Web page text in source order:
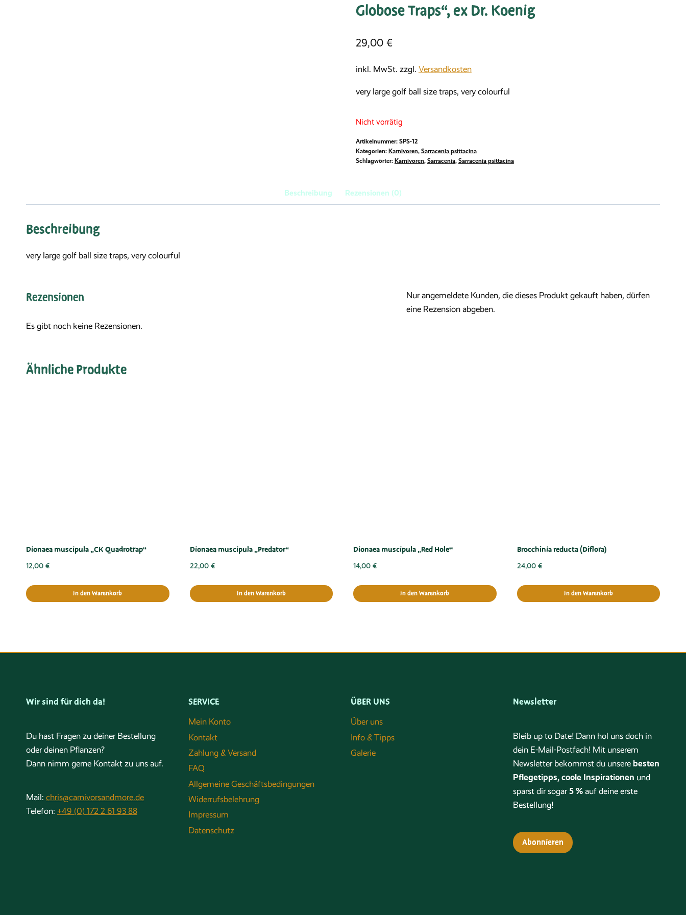
Globose Traps“, ex Dr. Koenig
29,00 €
inkl. MwSt. zzgl. Versandkosten
very large golf ball size traps, very colourful
Nicht vorrätig
Artikelnummer: SPS-12
Kategorien: Karnivoren, Sarracenia psittacina
Schlagwörter: Karnivoren, Sarracenia, Sarracenia psittacina
Beschreibung Rezensionen (0)
Beschreibung
very large golf ball size traps, very colourful
Rezensionen
Es gibt noch keine Rezensionen.
Nur angemeldete Kunden, die dieses Produkt gekauft haben, dürfen
eine Rezension abgeben.
Ähnliche Produkte
Dionaea muscipula „CK Quadrotrap“
12,00 €
In den Warenkorb
Dionaea muscipula „Predator“
22,00 €
In den Warenkorb
Dionaea muscipula „Red Hole“
14,00 €
In den Warenkorb
Brocchinia reducta (Diflora)
24,00 €
In den Warenkorb
Wir sind für dich da!
Du hast Fragen zu deiner Bestellung
oder deinen Pflanzen?
Dann nimm gerne Kontakt zu uns auf.
Mail: chris@carnivorsandmore.de
Telefon: +49 (0) 172 2 61 93 88
SERVICE
Mein Konto
Kontakt
Zahlung & Versand
FAQ
Allgemeine Geschäftsbedingungen
Widerrufsbelehrung
Impressum
Datenschutz
ÜBER UNS
Über uns
Info & Tipps
Galerie
Newsletter
Bleib up to Date! Dann hol uns doch in
dein E-Mail-Postfach! Mit unserem
Newsletter bekommst du unsere besten
Pflegetipps, coole Inspirationen und
sparst dir sogar5 % auf deine erste
Bestellung!
Abonnieren